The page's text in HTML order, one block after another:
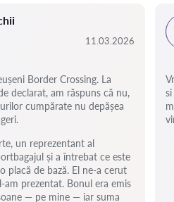
11.03.2026
Border Crossing. La
declarat, am răspuns că nu,
cumpărate nu depășea
un reprezentant al
și a întrebat ce este
placă de bază. El ne-a cerut
prezentat. Bonul era emis
— pe mine — iar suma